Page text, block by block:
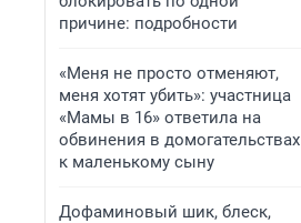
причине: подробности
«Меня не просто отменяют,
меня хотят убить»: участница
«Мамы в 16» ответила на
обвинения в домогательствах
к маленькому сыну
Дофаминовый шик, блеск,